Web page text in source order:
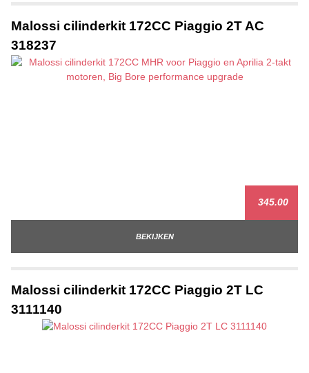
Malossi cilinderkit 172CC Piaggio 2T AC
318237
345.00
BEKIJKEN
Malossi cilinderkit 172CC Piaggio 2T LC
3111140